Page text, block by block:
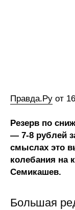
Публикации
Научная
Правда.Ру от
Резерв по
— 7-8 рублей
смыслах это
колебания на
Семикашев.
Большая